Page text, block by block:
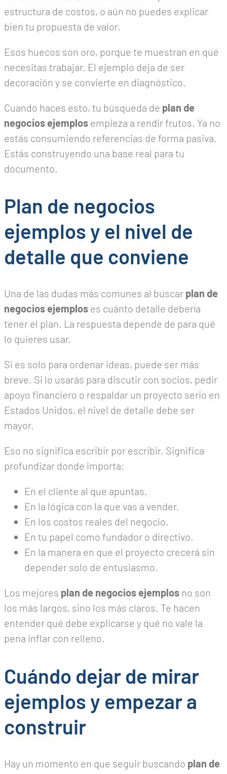
estructura de costos, o aún no puedes explicar
bien tu propuesta de valor.
Esos huecos son oro, porque te muestran en qué
necesitas trabajar. El ejemplo deja de ser
decoración y se convierte en diagnóstico.
Cuando haces esto, tu búsqueda de plan de
negocios ejemplos empieza a rendir frutos. Ya no
estás consumiendo referencias de forma pasiva.
Estás construyendo una base real para tu
documento.
Plan de negocios
ejemplos y el nivel de
detalle que conviene
Una de las dudas más comunes al buscar plan de
negocios ejemplos es cuánto detalle debería
tener el plan. La respuesta depende de para qué
lo quieres usar.
Si es solo para ordenar ideas, puede ser más
breve. Si lo usarás para discutir con socios, pedir
apoyo financiero o respaldar un proyecto serio en
Estados Unidos, el nivel de detalle debe ser
mayor.
Eso no significa escribir por escribir. Significa
profundizar donde importa:
En el cliente al que apuntas.
En la lógica con la que vas a vender.
En los costos reales del negocio.
En tu papel como fundador o directivo.
En la manera en que el proyecto crecerá sin
depender solo de entusiasmo.
Los mejores plan de negocios ejemplos no son
los más largos, sino los más claros. Te hacen
entender qué debe explicarse y qué no vale la
pena inflar con relleno.
Cuándo dejar de mirar
ejemplos y empezar a
construir
Hay un momento en que seguir buscando plan de